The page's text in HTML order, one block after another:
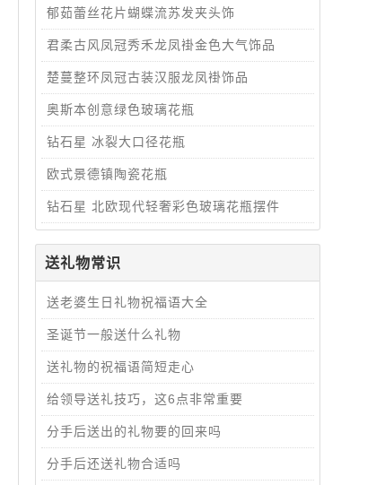
郁茹蕾丝花片蝴蝶流苏发夹头饰
君柔古风凤冠秀禾龙凤褂金色大气饰品
楚蔓整环凤冠古装汉服龙凤褂饰品
奥斯本创意绿色玻璃花瓶
钻石星 冰裂大口径花瓶
欧式景德镇陶瓷花瓶
钻石星 北欧现代轻奢彩色玻璃花瓶摆件
送礼物常识
送老婆生日礼物祝福语大全
圣诞节一般送什么礼物
送礼物的祝福语简短走心
给领导送礼技巧，这6点非常重要
分手后送出的礼物要的回来吗
分手后还送礼物合适吗